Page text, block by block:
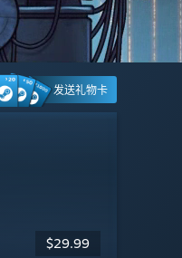
发送礼物卡
$59.99
免费开玩
免费开玩
$19.99$14.99
$29.99
$69.99
$39.99$9.99
$19.99$4.99
$19.99
免费开玩
免费开玩